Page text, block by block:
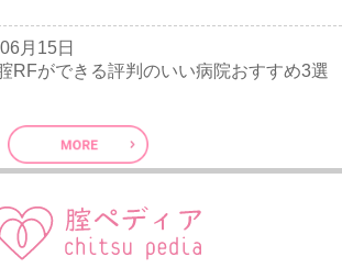
月15日
RFができる評判のいい病院おすすめ3選